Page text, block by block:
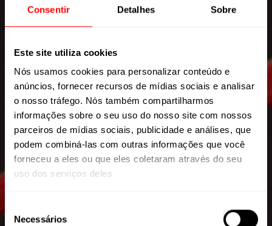
Consentir Detalhes Sobre
Este site utiliza cookies
Nós usamos cookies para personalizar conteúdo e
anúncios, fornecer recursos de mídias sociais e analisar
o nosso tráfego. Nós também compartilharmos
informações sobre o seu uso do nosso site com nossos
parceiros de mídias sociais, publicidade e análises, que
podem combiná-las com outras informações que você
forneceu a eles ou que eles coletaram através do seu
uso dos serviços deles
Necessários